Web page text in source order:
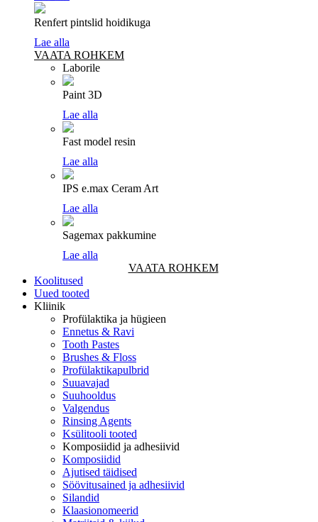
Renfert pintslid hoidikuga
Lae alla
VAATA ROHKEM
Laborile
Paint 3D
Lae alla
Fast model resin
Lae alla
IPS e.max Ceram Art
Lae alla
Sagemax pakkumine
Lae alla
VAATA ROHKEM
Koolitused
Uued tooted
Kliinik
Profülaktika ja hügieen
Ennetus & Ravi
Tooth Pastes
Brushes & Floss
Profülaktikapulbrid
Suuavajad
Suuhooldus
Valgendus
Rinsing Agents
Ksülitooli tooted
Komposiidid ja adhesiivid
Komposiidid
Ajutised täidised
Söövitusained ja adhesiivid
Silandid
Klaasionomeerid